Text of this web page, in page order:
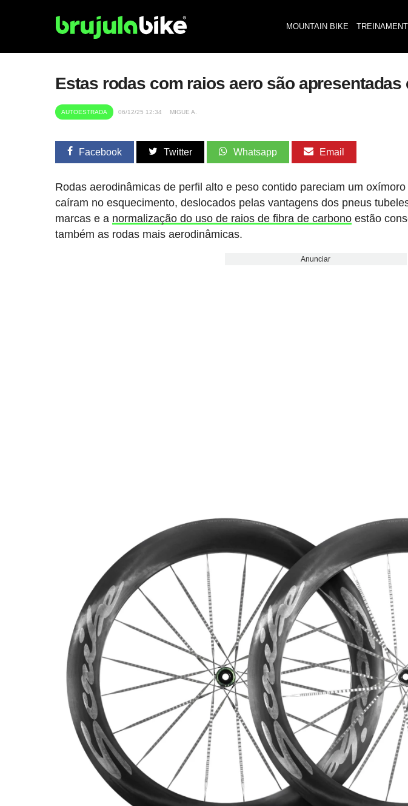
MOUNTAIN BIKE
Estas rodas com raios aero são
AUTOESTRADA 06/12/25 12:34 MIGUE A.
Facebook Twitter Whatsapp Email
Rodas aerodinâmicas de perfil alto e peso contido pareciam um
caíram no esquecimento, deslocados pelas vantagens dos pneus
marcas e a normalização do uso de raios de fibra de carbono estão
também as rodas mais aerodinâmicas.
Anunciar